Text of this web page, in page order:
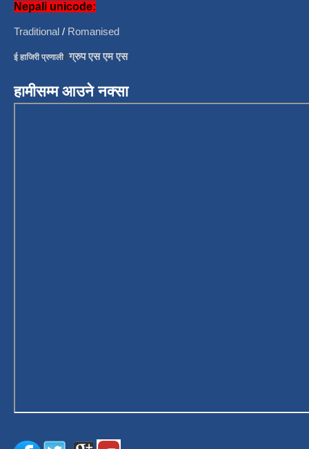
Nepali unicode:
Traditional / Romanised
ई हाजिरी प्रणाली/ग्रुप एस एम एस
हामीसम्म आउने नक्सा